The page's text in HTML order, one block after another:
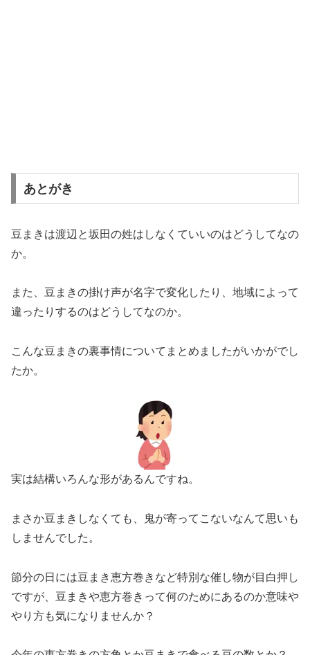
あとがき
豆まきは渡辺と坂田の姓はしなくていいのはどうしてなの
か。
また、豆まきの掛け声が名字で変化したり、地域によって
違ったりするのはどうしてなのか。
こんな豆まきの裏事情についてまとめましたがいかがでし
たか。
実は結構いろんな形があるんですね。
まさか豆まきしなくても、鬼が寄ってこないなんて思いも
しませんでした。
節分の日には豆まき恵方巻きなど特別な催し物が目白押し
ですが、豆まきや恵方巻きって何のためにあるのか意味や
やり方も気になりませんか？